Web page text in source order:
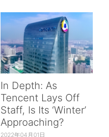
In Depth: As
Tencent Lays Off
Staff, Is Its ‘Winter’
Approaching?
2022年04月01日